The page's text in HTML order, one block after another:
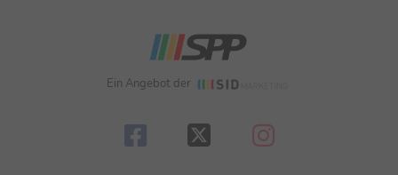
Ein Angebot der